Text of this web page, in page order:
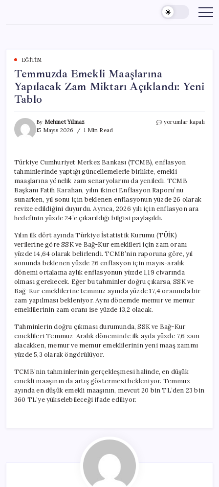
content
EĞITIM
Temmuzda Emekli Maaşlarına
Yapılacak Zam Miktarı Açıklandı: Yeni
Tablo
By Mehmet Yılmaz
15 Mayıs 2026
1 Min Read
Temmuzda
Miktarı
Açıklandı:
Yeni
Tablo
için
yorumlar kapalı
Türkiye Cumhuriyet Merkez Bankası (TCMB), enflasyon
tahminlerinde yaptığı güncellemelerle birlikte, emekli
maaşlarına yönelik zam senaryolarını da yeniledi. TCMB
Başkanı Fatih Karahan, yılın ikinci Enflasyon Raporu’nu
sunarken, yıl sonu için beklenen enflasyonun yüzde 26 olarak
revize edildiğini duyurdu. Ayrıca, 2026 yılı için enflasyon ara
hedefinin yüzde 24’e çıkarıldığı bilgisi paylaşıldı.
Yılın ilk dört ayında Türkiye İstatistik Kurumu (TÜİK)
verilerine göre SSK ve Bağ-Kur emeklileri için zam oranı
yüzde 14,64 olarak belirlendi. TCMB’nin raporuna göre, yıl
sonunda beklenen yüzde 26 enflasyon için mayıs-aralık
dönemi ortalama aylık enflasyonun yüzde 1,19 civarında
olması gerekecek. Eğer bu tahminler doğru çıkarsa, SSK ve
Bağ-Kur emeklilerine temmuz ayında yüzde 17,4 oranında bir
zam yapılması bekleniyor. Aynı dönemde memur ve memur
emeklilerinin zam oranı ise yüzde 13,2 olacak.
Tahminlerin doğru çıkması durumunda, SSK ve Bağ-Kur
emeklileri Temmuz-Aralık döneminde ilk ayda yüzde 7,6 zam
alacakken, memur ve memur emeklilerinin yeni maaş zammı
yüzde 5,3 olarak öngörülüyor.
TCMB’nin tahminlerinin gerçekleşmesi halinde, en düşük
emekli maaşının da artış göstermesi bekleniyor. Temmuz
ayında en düşük emekli maaşının, mevcut 20 bin TL’den 23 bin
360 TL’ye yükselebileceği ifade ediliyor.